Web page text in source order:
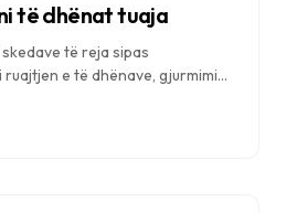
të dhënat tuaja
të reja sipas
e të dhënave, gjurmimin,
tuaj.